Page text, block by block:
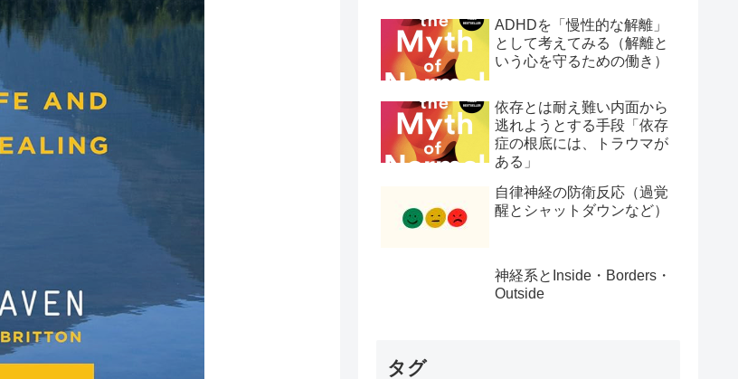
ADHDを「慢性的な解離」
として考えてみる（解離と
いう心を守るための働き）
依存とは耐え難い内面から
逃れようとする手段「依存
症の根底には、トラウマが
ある」
自律神経の防衛反応（過覚
醒とシャットダウンなど）
神経系とInside・Borders・
Outside
タグ